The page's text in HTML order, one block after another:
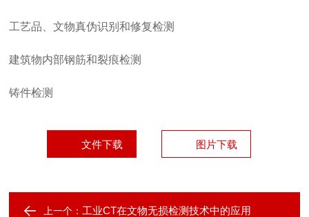
工艺品、文物真伪识别和修复检测
建筑物内部钢筋和裂痕检测
铸件检测
文件下载 图片下载
上一个： 工业CT在文物无损检测技术中的应用